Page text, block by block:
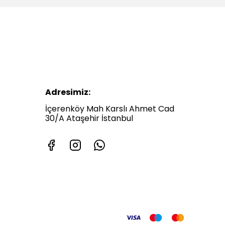
Adresimiz:
İçerenköy Mah Karslı Ahmet Cad
30/A Ataşehir İstanbul